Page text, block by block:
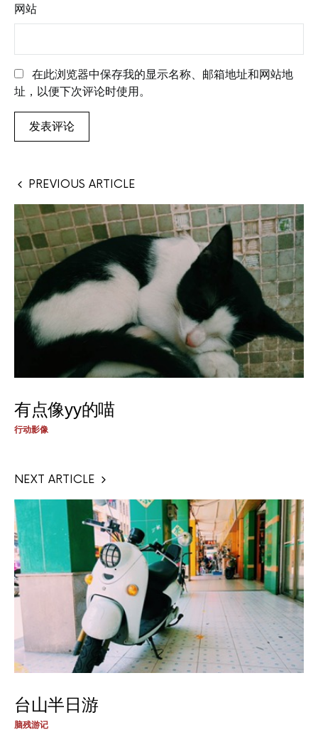
网站
在此浏览器中保存我的显示名称、邮箱地址和网站地
址，以便下次评论时使用。
PREVIOUS ARTICLE
有点像yy的喵
行动影像
NEXT ARTICLE
台山半日游
脑残游记